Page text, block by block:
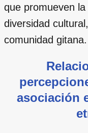
que promueven
diversidad
comunidad gitana.
asociación